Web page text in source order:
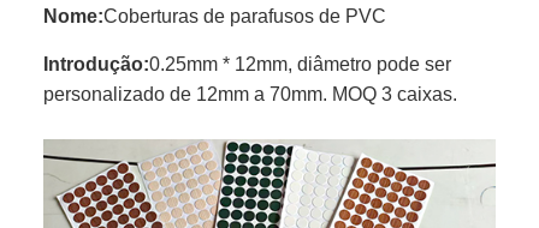
Nome:Coberturas de parafusos de PVC
Introdução:0.25mm * 12mm, diâmetro pode ser
personalizado de 12mm a 70mm. MOQ 3 caixas.